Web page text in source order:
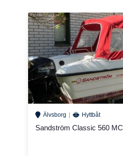
Älvsborg Hyttbåt
Sandström Classic 560 MC